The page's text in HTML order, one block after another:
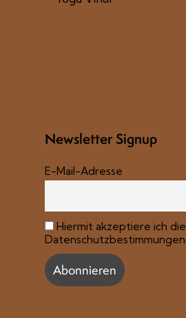
Newsletter Signup
E-Mail-Adresse
Hiermit akzeptiere ich die
Datenschutzbestimmungen